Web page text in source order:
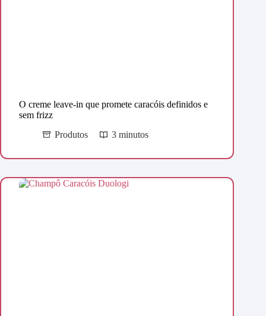
O creme leave-in que promete caracóis definidos e
sem frizz
Produtos
3 minutos